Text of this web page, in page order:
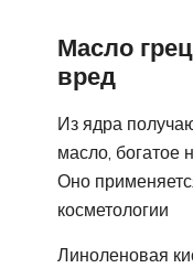
Масло
вред
Из ядра
масло,
Оно
косметологии
Линоленовая